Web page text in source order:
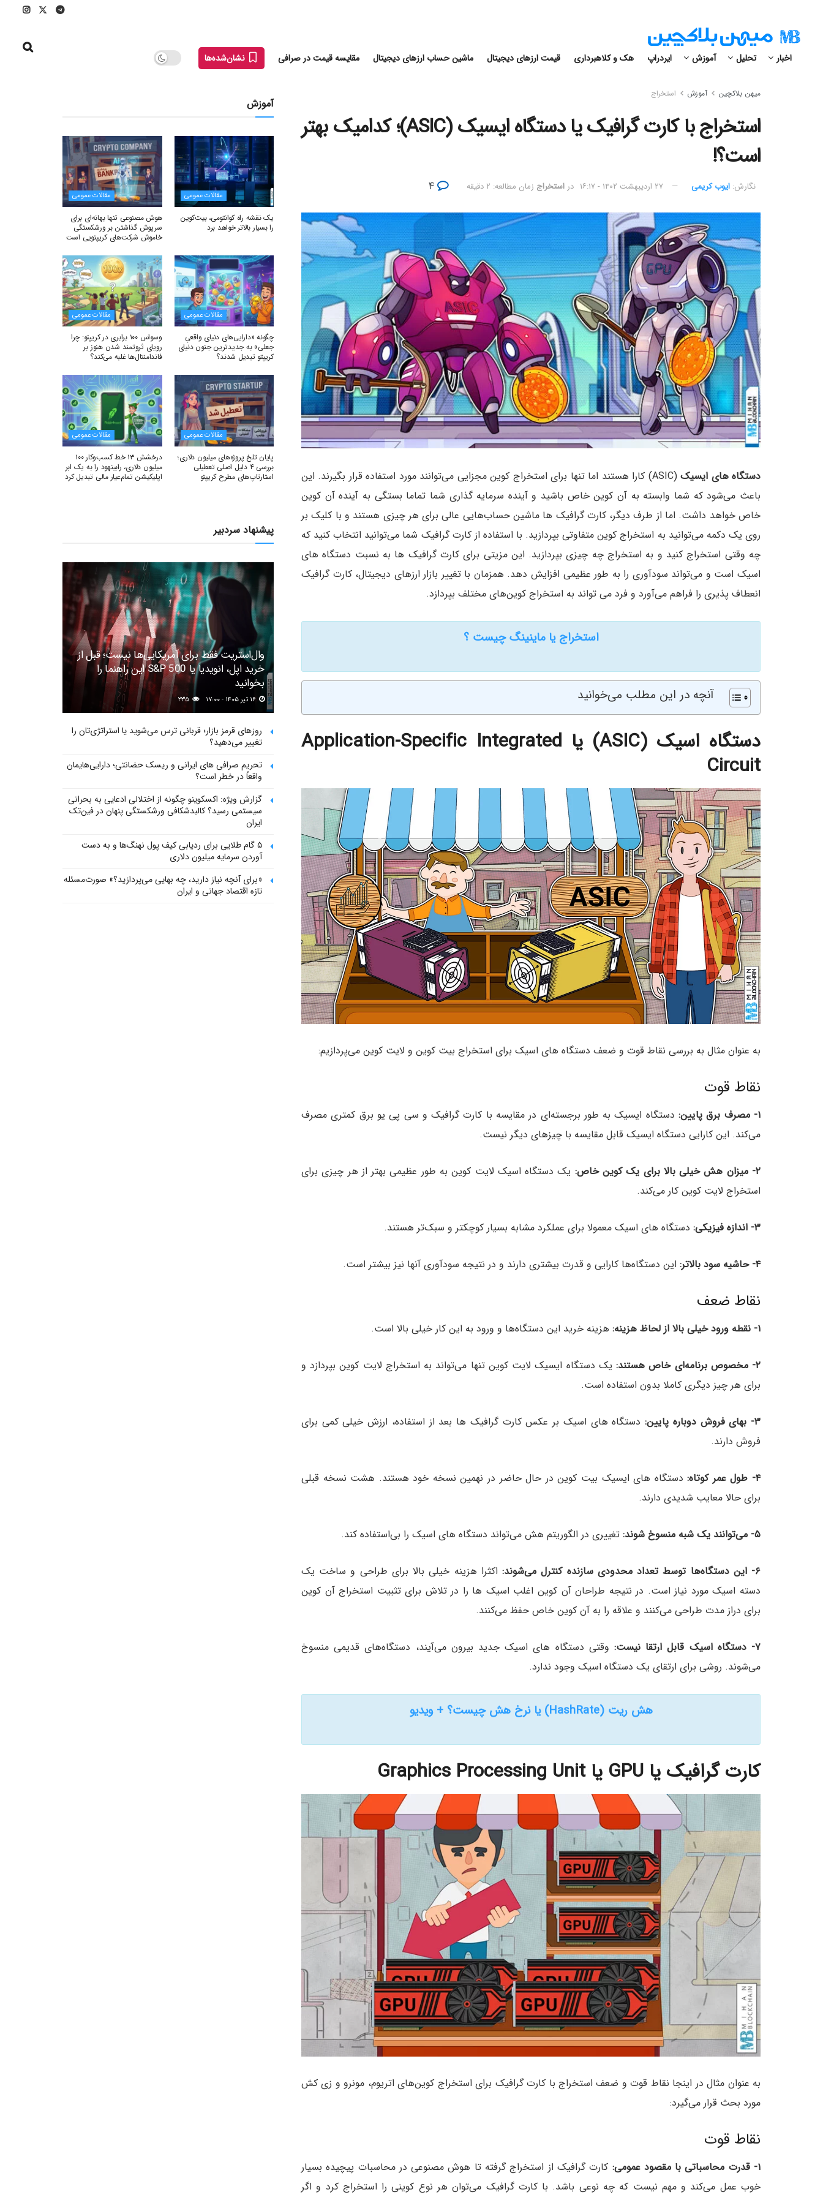
اخبار تحلیل آموزش ایردراپ هک و کلاهبرداری قیمت ارزهای دیجیتال ماشین حساب ارزهای دیجیتال مقایسه قیمت در صرافی نشان‌شده‌ها
میهن بلاکچین آموزش استخراج
استخراج با کارت گرافیک یا دستگاه ایسیک (ASIC)؛ کدامیک بهتر
است؟!
نگارش:‌ ایوب کریمی ۲۷ اردیبهشت ۱۴۰۲ - ۱۶:۱۷ در استخراج زمان مطالعه: ۲ دقیقه
دستگاه های ایسیک
(ASIC) کارا هستند اما تنها برای استخراج کوین مجزایی می‌توانند مورد استفاده قرار بگیرند. این
باعث می‌شود که شما وابسته به آن کوین خاص باشید و آینده سرمایه گذاری شما تماما بستگی به آینده آن کوین
خاص خواهد داشت. اما از طرف دیگر، کارت گرافیک ها ماشین حساب‌هایی عالی برای هر چیزی هستند و با کلیک بر
روی یک دکمه می‌توانید به استخراج کوین متفاوتی بپردازید. با استفاده از کارت گرافیک شما می‌توانید انتخاب کنید که
چه وقتی استخراج کنید و به استخراج چه چیزی بپردازید. این مزیتی برای کارت گرافیک ها به نسبت دستگاه های
اسیک است و می‌تواند سودآوری را به طور عظیمی افزایش دهد. همزمان با تغییر بازار ارزهای دیجیتال، کارت گرافیک
انعطاف پذیری را فراهم می‌آورد و فرد می ‌تواند به استخراج کوین‌های مختلف بپردازد.
استخراج یا ماینینگ چیست ؟
آنچه در این مطلب می‌خوانید
دستگاه اسیک (ASIC) یا Application-Specific Integrated
Circuit
به عنوان مثال به بررسی نقاط قوت و ضعف دستگاه های اسیک برای استخراج بیت کوین و لایت کوین می‌پردازیم:
نقاط قوت
۱- مصرف برق پایین:دستگاه ایسیک به طور برجسته‌ای در مقایسه با کارت گرافیک و سی پی یو برق کمتری مصرف
می‌کند. این کارایی دستگاه ایسیک قابل مقایسه با چیزهای دیگر نیست.
۲- میزان هش خیلی بالا برای یک کوین خاص:
یک دستگاه اسیک لایت کوین به طور عظیمی بهتر از هر چیزی برای
استخراج لایت کوین کار می‌کند.
۳- اندازه فیزیکی: دستگاه های اسیک معمولا برای عملکرد مشابه بسیار کوچکتر و سبک‌تر هستند.
۴- حاشیه سود بالاتر: این دستگاه‌ها کارایی و قدرت بیشتری دارند و در نتیجه سودآوری آنها نیز بیشتر است.
نقاط ضعف
۱- نقطه ورود خیلی بالا از لحاظ هزینه: هزینه خرید این دستگاه‌ها و ورود به این کار خیلی بالا است.
۲- مخصوص برنامه‌ای خاص هستند:
یک دستگاه ایسیک لایت کوین تنها می‌تواند به استخراج لایت کوین بپردازد و
برای هر چیز دیگری کاملا بدون استفاده است.
۳- بهای فروش دوباره پایین:
دستگاه های اسیک بر عکس کارت گرافیک ها بعد از استفاده، ارزش خیلی کمی برای
فروش دارند.
۴- طول عمر کوتاه:
دستگاه های ایسیک بیت کوین در حال حاضر در نهمین نسخه خود هستند. هشت نسخه قبلی
برای حالا معایب شدیدی دارند.
۵- می‌توانند یک شبه منسوخ شوند: تغییری در الگوریتم هش می‌تواند دستگاه های اسیک را بی‌استفاده کند.
۶- این دستگاه‌ها توسط تعداد محدودی سازنده کنترل می‌شوند:
اکثرا هزینه خیلی بالا برای طراحی و ساخت یک
دسته اسیک مورد نیاز است. در نتیجه طراحان آن کوین اغلب اسیک ها را در تلاش برای تثبیت استخراج آن کوین
برای دراز مدت طراحی می‌کنند و علاقه را به آن کوین خاص حفظ می‌کنند.
۷- دستگاه اسیک قابل ارتقا نیست:
وقتی دستگاه های اسیک جدید بیرون می‌آیند، دستگاه‌های قدیمی منسوخ
می‌شوند. روشی برای ارتقای یک دستگاه اسیک وجود ندارد.
هش ریت (HashRate) یا نرخ هش چیست؟ + ویدیو
کارت گرافیک یا GPU یاGraphics Processing Unit
به عنوان مثال در اینجا نقاط قوت و ضعف استخراج با کارت گرافیک برای استخراج کوین‌های اتریوم، مونرو و زی کش
مورد بحث قرار می‌گیرد:
نقاط قوت
۱- قدرت محاسباتی با مقصود عمومی:
کارت گرافیک از استخراج گرفته تا هوش مصنوعی در محاسبات پیچیده بسیار
خوب عمل می‌کند و مهم نیست که چه نوعی باشد. با کارت گرافیک می‌توان هر نوع کوینی را استخراج کرد و اگر
آموزش
مقالات عمومی
یک نقشه راه کوانتومی، بیت‌کوین
را بسیار بالاتر خواهد برد
مقالات عمومی
هوش مصنوعی تنها بهانه‌ای برای
سرپوش گذاشتن بر ورشکستگی
خاموش شرکت‌های کریپتویی است
مقالات عمومی
چگونه «دارایی‌های دنیای واقعیِ
جعلی» به جدیدترین جنون دنیای
کریپتو تبدیل شدند؟
مقالات عمومی
وسواس ۱۰۰ برابری در کریپتو: چرا
رویای ثروتمند شدن هنوز بر
فاندامنتال‌ها غلبه می‌کند؟
مقالات عمومی
پایان تلخ پروژه‌های میلیون دلاری؛
بررسی ۴ دلیل اصلی تعطیلی
استارتاپ‌های مطرح کریپتو
مقالات عمومی
درخشش ۱۳ خط کسب‌وکار ۱۰۰
میلیون دلاری، رابینهود را به یک ابر
اپلیکیشن تمام‌عیار مالی تبدیل کرد
پیشنهاد سردبیر
وال‌استریت فقط برای آمریکایی‌ها نیست؛ قبل از
خرید اپل، انویدیا یا S&P 500 این راهنما را
بخوانید
روزهای قرمز بازار؛ قربانی ترس می‌شوید یا استراتژی‌تان را
تغییر می‌دهید؟
تحریم صرافی های ایرانی و ریسک حضانتی؛ دارایی‌هایمان
واقعاً در خطر است؟
گزارش ویژه: اکسکوینو چگونه از اختلالی ادعایی به بحرانی
سیستمی رسید؟ کالبدشکافی ورشکستگی پنهان در فین‌تک
ایران
۵ گام طلایی برای ردیابی کیف پول‌ نهنگ‌ها و به دست
آوردن سرمایه میلیون دلاری
«برای آنچه نیاز دارید، چه بهایی می‌پردازید؟» صورت‌مسئله
تازه اقتصاد جهانی و ایران